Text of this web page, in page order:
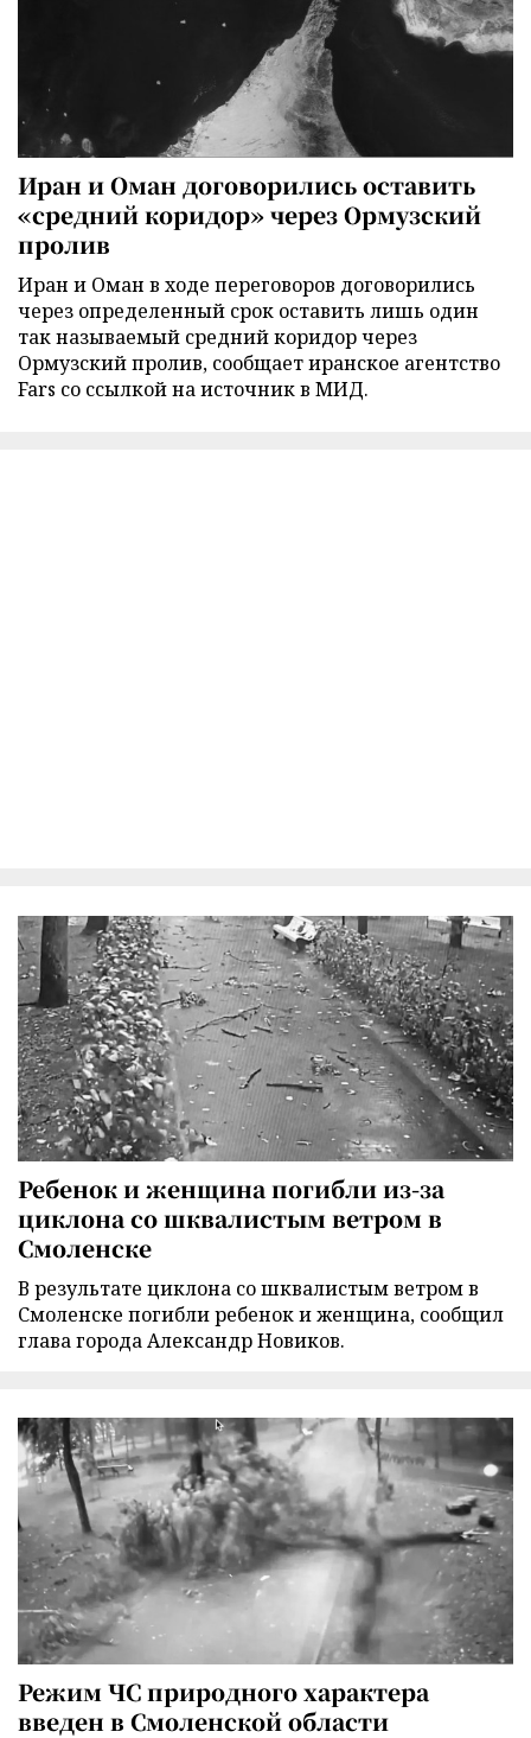
Иран и Оман договорились оставить
«средний коридор» через Ормузский
пролив
Иран и Оман в ходе переговоров договорились
через определенный срок оставить лишь один
так называемый средний коридор через
Ормузский пролив, сообщает иранское агентство
Fars со ссылкой на источник в МИД.
Ребенок и женщина погибли из-за
циклона со шквалистым ветром в
Смоленске
В результате циклона со шквалистым ветром в
Смоленске погибли ребенок и женщина, сообщил
глава города Александр Новиков.
Режим ЧС природного характера
введен в Смоленской области